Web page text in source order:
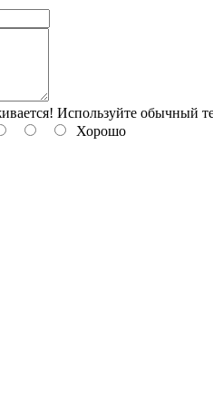
Используйте обычный
Хорошо